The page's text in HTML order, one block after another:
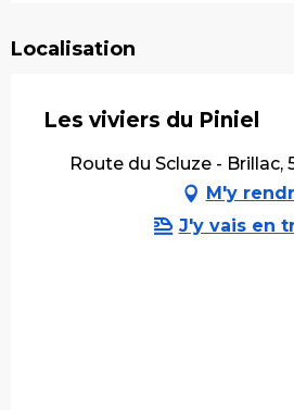
Localisation
Les viviers du Piniel
Route du Scluze - Brillac,
M'y
J'y vais en